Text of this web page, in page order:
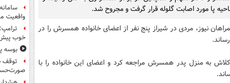
پا مورد اصابت گلوله قرار گرفت و مجروح شد.
نیوز، مردی در شیراز پنج نفر از اعضای خانواده همسرش را در
به منزل پدر همسرش مراجعه کرد و اعضای این خانواده را با
واقعیت
خوب
بوسه‌
توقف